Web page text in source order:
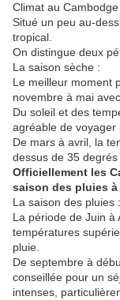
Climat au Cambodge
Situé un peu au-
tropical.
On distingue deux
La saison sèche :
Le meilleur moment
novembre à mai
Du soleil et des
agréable de voyager
De mars à avril, la
dessus de 35 degrés
Officiellement les
saison des pluies à
La saison des pluies :
La période de Juin à
températures
pluie.
De septembre à
conseillée pour un
intenses,